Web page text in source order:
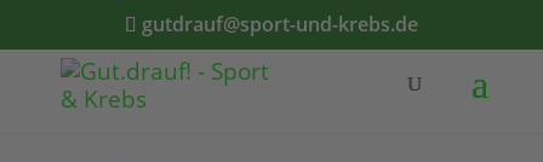
gutdrauf@sport-und-krebs.de